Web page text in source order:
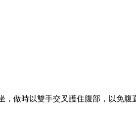
做時以雙手交叉護住腹部，以免腹